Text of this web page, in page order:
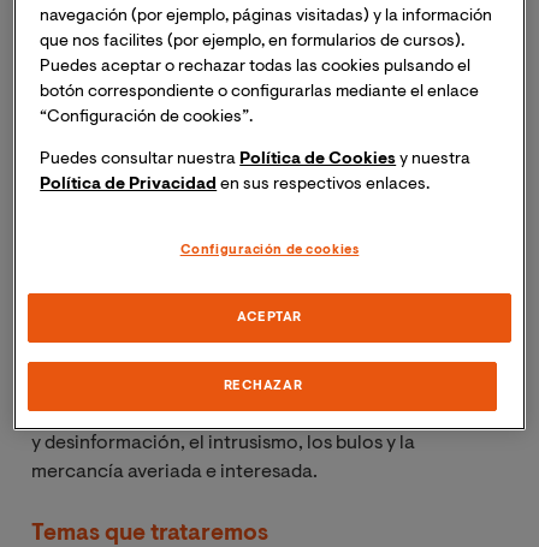
El periodismo es un oficio fundamental para acercarle
a la ciudadanía lo que ocurre. Hay poderes políticos y
económicos que respetan esa función, pero otros
prefieren que no se cuente lo que pasa, sino que se
transmita solo lo que a ellos les interesa que se cuente.
poderosos, la precariedad, la censura y la autocensura
un tiempo de proliferación de las nuevas tecnologías y
profesión más necesaria que nunca en un mundo
donde aumenta enormemente el tráfico de información
y desinformación, el intrusismo, los bulos y la
mercancía averiada e interesada.
Temas que trataremos
navegación (por ejemplo, páginas visitadas) y la información
que nos facilites (por ejemplo, en formularios de cursos).
Puedes aceptar o rechazar todas las cookies pulsando el
botón correspondiente o configurarlas mediante el enlace
“Configuración de cookies”.
Puedes consultar nuestra Política de Cookies y nuestra
Política de Privacidad en sus respectivos enlaces.
Configuración de cookies
RECHAZAR
ACEPTAR